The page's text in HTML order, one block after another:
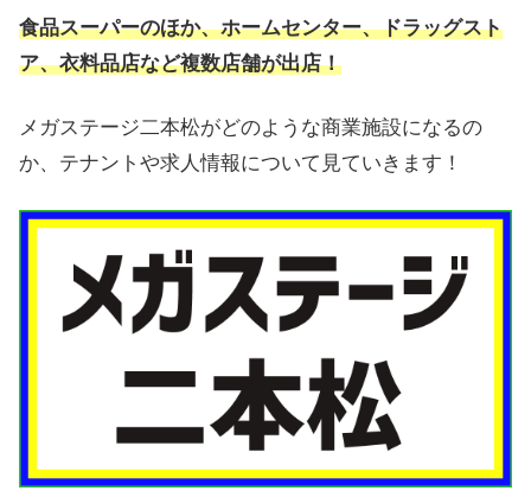
食品スーパーのほか、ホームセンター、ドラッグスト
ア、衣料品店など複数店舗が出店！
メガステージ二本松がどのような商業施設になるの
か、テナントや求人情報について見ていきます！